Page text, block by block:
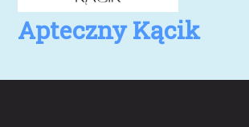
Apteczny Kącik